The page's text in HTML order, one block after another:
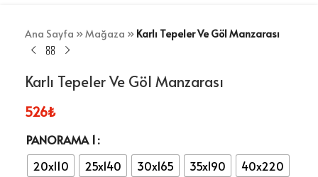
Ana Sayfa »Mağaza » Karlı Tepeler Ve Göl Manzarası
Karlı Tepeler Ve Göl Manzarası
526₺
PANORAMA 1
20x110
25x140 30x165 35x190
40x220